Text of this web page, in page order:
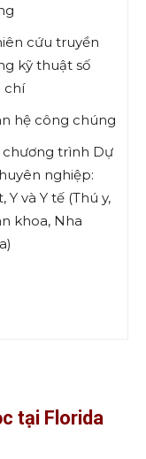
cứu truyền
kỹ thuật số
chí
hệ công chúng
chương trình Dự
nghiệp:
Y và Y tế (Thú y,
khoa, Nha
tại Florida